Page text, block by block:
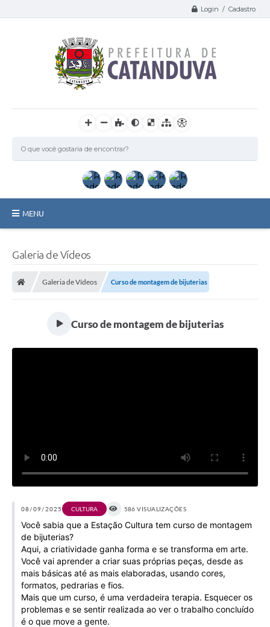
Login / Cadastro
MENU
Arquivos para Download
Notícias
Obras
Galeria de Vídeos
Projetos
Links
Telefones Úteis
Galeria de Vídeos
Galeria de Vídeos Curso de montagem de bijuterias
Curso de montagem de bijuterias
08/09/2025 CULTURA 586 VISUALIZAÇÕES
Você sabia que a Estação Cultura tem curso de montagem
de bijuterias?
Aqui, a criatividade ganha forma e se transforma em arte.
Você vai aprender a criar suas próprias peças, desde as
mais básicas até as mais elaboradas, usando cores,
formatos, pedrarias e fios.
Mais que um curso, é uma verdadeira terapia. Esquecer os
problemas e se sentir realizada ao ver o trabalho concluído
é o que move a gente.